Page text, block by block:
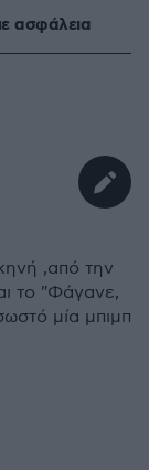
ασφάλεια
,από την
το "Φάγανε,
μία μπιμπ